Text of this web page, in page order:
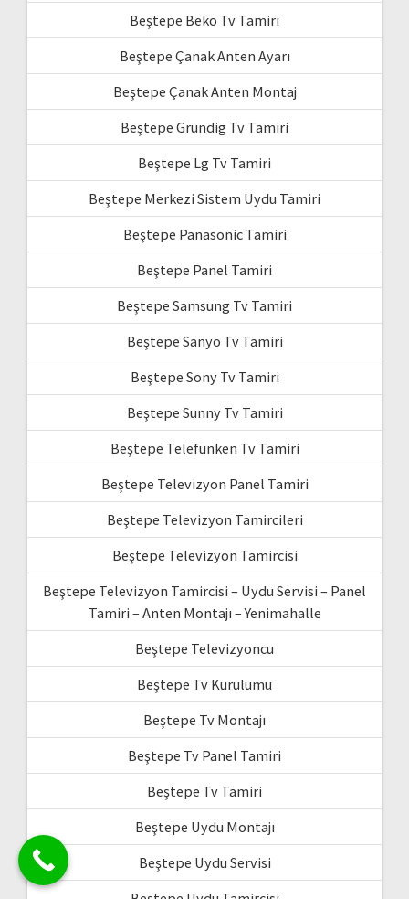
Beştepe Beko Tv Tamiri
Beştepe Çanak Anten Ayarı
Beştepe Çanak Anten Montaj
Beştepe Grundig Tv Tamiri
Beştepe Lg Tv Tamiri
Beştepe Merkezi Sistem Uydu Tamiri
Beştepe Panasonic Tamiri
Beştepe Panel Tamiri
Beştepe Samsung Tv Tamiri
Beştepe Sanyo Tv Tamiri
Beştepe Sony Tv Tamiri
Beştepe Sunny Tv Tamiri
Beştepe Telefunken Tv Tamiri
Beştepe Televizyon Panel Tamiri
Beştepe Televizyon Tamircileri
Beştepe Televizyon Tamircisi
Beştepe Televizyon Tamircisi – Uydu Servisi – Panel
Tamiri – Anten Montajı – Yenimahalle
Beştepe Televizyoncu
Beştepe Tv Kurulumu
Beştepe Tv Montajı
Beştepe Tv Panel Tamiri
Beştepe Tv Tamiri
Beştepe Uydu Montajı
Beştepe Uydu Servisi